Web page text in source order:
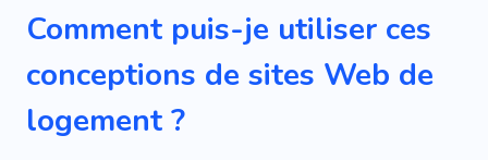
Invités Simple
Nouvel Endroit
Maison Projet
Jardin
Comment puis-je utiliser ces
conceptions de sites Web de
logement ?